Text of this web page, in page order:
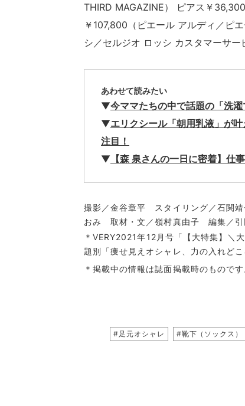
THIRD MAGAZINE） ピアス￥
￥107,800（ピエール アルディ／ピ
シ／セルジオ ロッシ カスタマーサー
あわせて読みたい
▼今ママたちの中で話題の「洗
▼エリクシール「朝用乳液」が
注目！
▼ 【森 泉さんの一日に密着】仕
撮影／金谷章平 スタイリング／石関
おみ 取材・文／嶺村真由子 編集／引
＊VERY2021年12月号「【大特集】＼
題別「痩せ見えオシャレ、力の入れどこ
＊掲載中の情報は誌面掲載時のもので
#足元オシャレ #靴下（ソックス）